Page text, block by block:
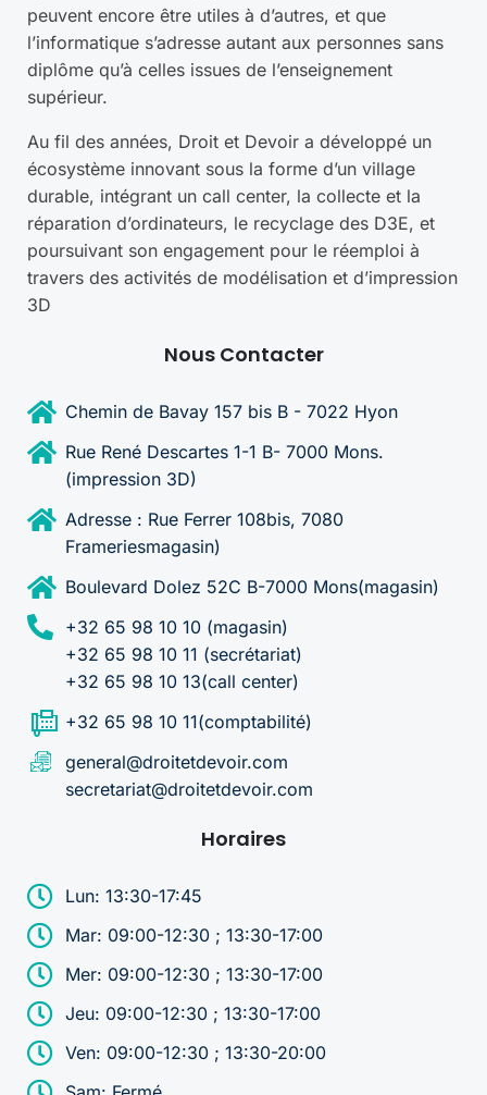
peuvent encore être utiles à d’autres, et que
l’informatique s’adresse autant aux personnes sans
diplôme qu’à celles issues de l’enseignement
supérieur.
Au fil des années, Droit et Devoir a développé un
écosystème innovant sous la forme d’un village
durable, intégrant un call center, la collecte et la
réparation d’ordinateurs, le recyclage des D3E, et
poursuivant son engagement pour le réemploi à
travers des activités de modélisation et d’impression
3D
Nous Contacter
Chemin de Bavay 157 bis B - 7022 Hyon
Rue René Descartes 1-1 B- 7000 Mons.
(impression 3D)
Adresse : Rue Ferrer 108bis, 7080
Frameriesmagasin)
Boulevard Dolez 52C B-7000 Mons(magasin)
+32 65 98 10 10 (magasin)
+32 65 98 10 11 (secrétariat)
+32 65 98 10 13(call center)
+32 65 98 10 11(comptabilité)
general@droitetdevoir.com
secretariat@droitetdevoir.com
Horaires
Lun: 13:30-17:45
Mar: 09:00-12:30 ; 13:30-17:00
Mer: 09:00-12:30 ; 13:30-17:00
Jeu: 09:00-12:30 ; 13:30-17:00
Ven: 09:00-12:30 ; 13:30-20:00